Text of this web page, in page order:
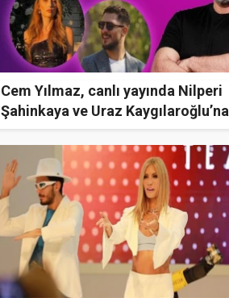
Cem Yılmaz, canlı yayında Nilperi
Şahinkaya ve Uraz Kaygılaroğlu’na
Hepsiburada Premium tavsiye etti